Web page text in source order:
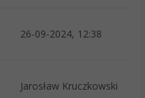
26-09-2024, 12:38
Jarosław Kruczkowski